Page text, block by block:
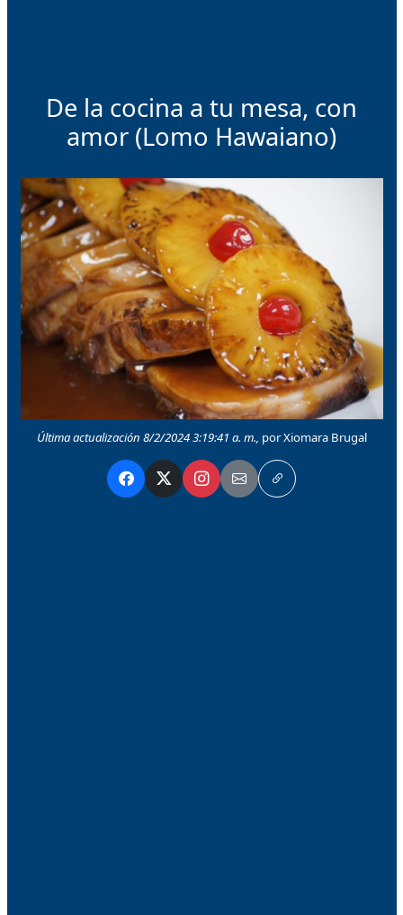
De la cocina a tu mesa, con
amor (Lomo Hawaiano)
Última actualización 8/2/2024 3:19:41 a. m., por Xiomara Brugal